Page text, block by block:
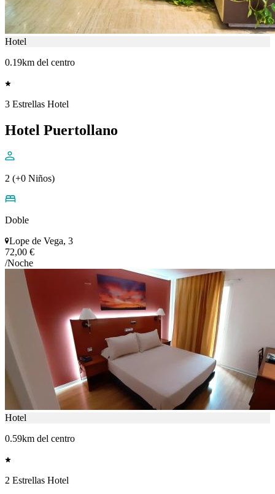
Hotel
0.19km del centro
3 Estrellas Hotel
Hotel Puertollano
2 (+0 Niños)
Doble
Lope de Vega, 3
72,00 €
/Noche
Hotel
0.59km del centro
2 Estrellas Hotel